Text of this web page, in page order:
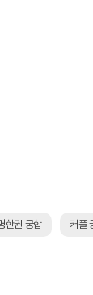
한권 궁합 커플